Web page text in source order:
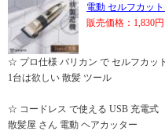
電動 セルフカッ
販売価格：1,830円
☆ プロ仕様 バリカン で セルフカッ
1台は欲しい 散髪 ツール
☆ コードレス で使える USB 充電式
散髪屋 さん 電動 ヘアカッター